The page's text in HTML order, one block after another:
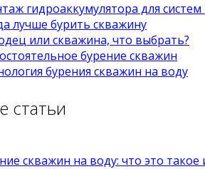
гидроаккумулятора для
лучше бурить скважину
или скважина, что выбрать?
бурение скважин
бурения скважин на воду
статьи
скважин на воду: что это такое